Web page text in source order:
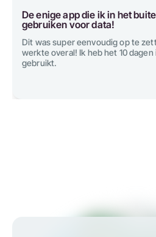
De enige app die ik in het
gebruiken voor data!
Dit was super eenvoudig op te
werkte overal! Ik heb het 10
gebruikt.